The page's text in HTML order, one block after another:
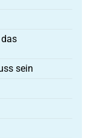
sein